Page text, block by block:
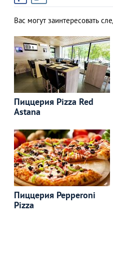
Вас могут заинтересовать
Пиццерия Pizza Red
Astana
Пиццерия Pepperoni
Pizza